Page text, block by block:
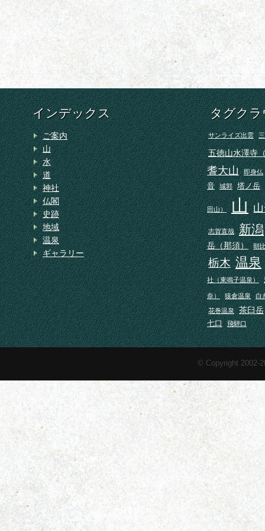
インデックス
ご案内
山
水
道
神社
仏閣
史跡
地域
温泉
ギャラリー
タグクラ
サンライズ出雲
五徳山水澤寺
耆大山 即身仏
音 城郭 塔ノ岳
田山） 山
志賀直哉 新潟
岳（那須） 朝
栃木 温泉
社（東鳴子温泉）
奈） 猿倉温泉 白
花巻温泉 茶臼岳
七口 飛騨口
© Copyright 2002-